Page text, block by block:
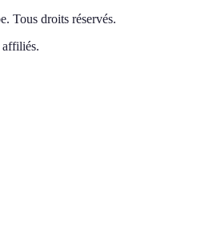
. Tous droits réservés.
affiliés.